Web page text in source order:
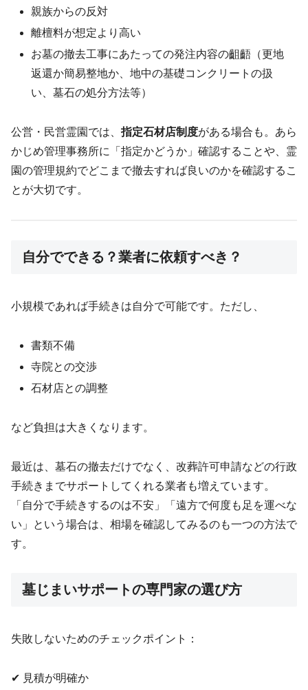
親族からの反対
離檀料が想定より高い
お墓の撤去工事にあたっての発注内容の齟齬（更地
返還か簡易整地か、地中の基礎コンクリートの扱
い、墓石の処分方法等）
公営・民営霊園では、 指定石材店制度がある場合も。あら
かじめ管理事務所に「指定かどうか」確認することや、霊
園の管理規約でどこまで撤去すれば良いのかを確認するこ
とが大切です。
自分でできる？業者に依頼すべき？
小規模であれば手続きは自分で可能です。ただし、
書類不備
寺院との交渉
石材店との調整
など負担は大きくなります。
最近は、墓石の撤去だけでなく、改葬許可申請などの行政
手続きまでサポートしてくれる業者も増えています。
「自分で手続きするのは不安」「遠方で何度も足を運べな
い」という場合は、相場を確認してみるのも一つの方法で
す。
墓じまいサポートの専門家の選び方
失敗しないためのチェックポイント：
✔ 見積が明確か